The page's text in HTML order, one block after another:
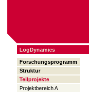
LogDynamics
Forschungsprogramm
Struktur
Teilprojekte
Projektbereich A